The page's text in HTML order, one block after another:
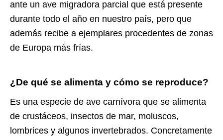
ante un ave migradora parcial que está presente
durante todo el año en nuestro país, pero que
además recibe a ejemplares procedentes de zonas
de Europa más frías.
¿De qué se alimenta y cómo se reproduce?
Es una especie de ave carnívora que se alimenta
de crustáceos, insectos de mar, moluscos,
lombrices y algunos invertebrados. Concretamente